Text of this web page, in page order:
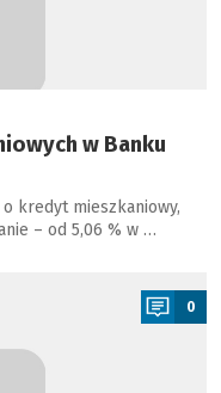
w Banku
kredyt mieszkaniowy,
– od 5,06 % w …
0